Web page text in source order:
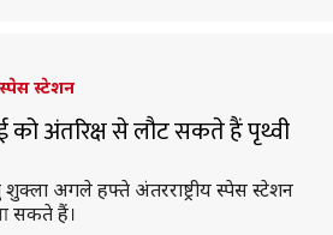
स्पेस स्टेशन
अंतरिक्ष से लौट सकते हैं पृथ्वी
शुक्ला अगले हफ्ते अंतरराष्ट्रीय स्पेस स्टेशन
सकते हैं।